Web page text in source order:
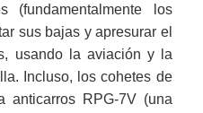
(fundamentalmente los
sus bajas y apresurar el
usando la aviación y la
Incluso, los cohetes de
anticarros RPG-7V (una